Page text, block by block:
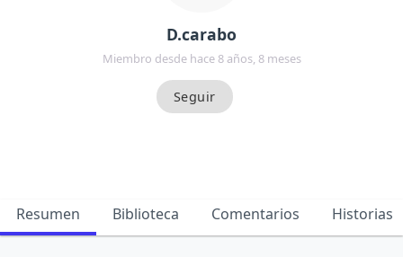
D.carabo
Miembro desde hace 8 años, 8 meses
Resumen Biblioteca Comentarios Historias